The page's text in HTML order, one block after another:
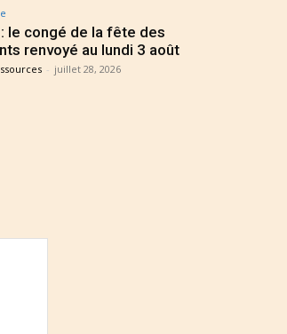
: le congé de la fête des
renvoyé au lundi 3 août
- juillet 28, 2026